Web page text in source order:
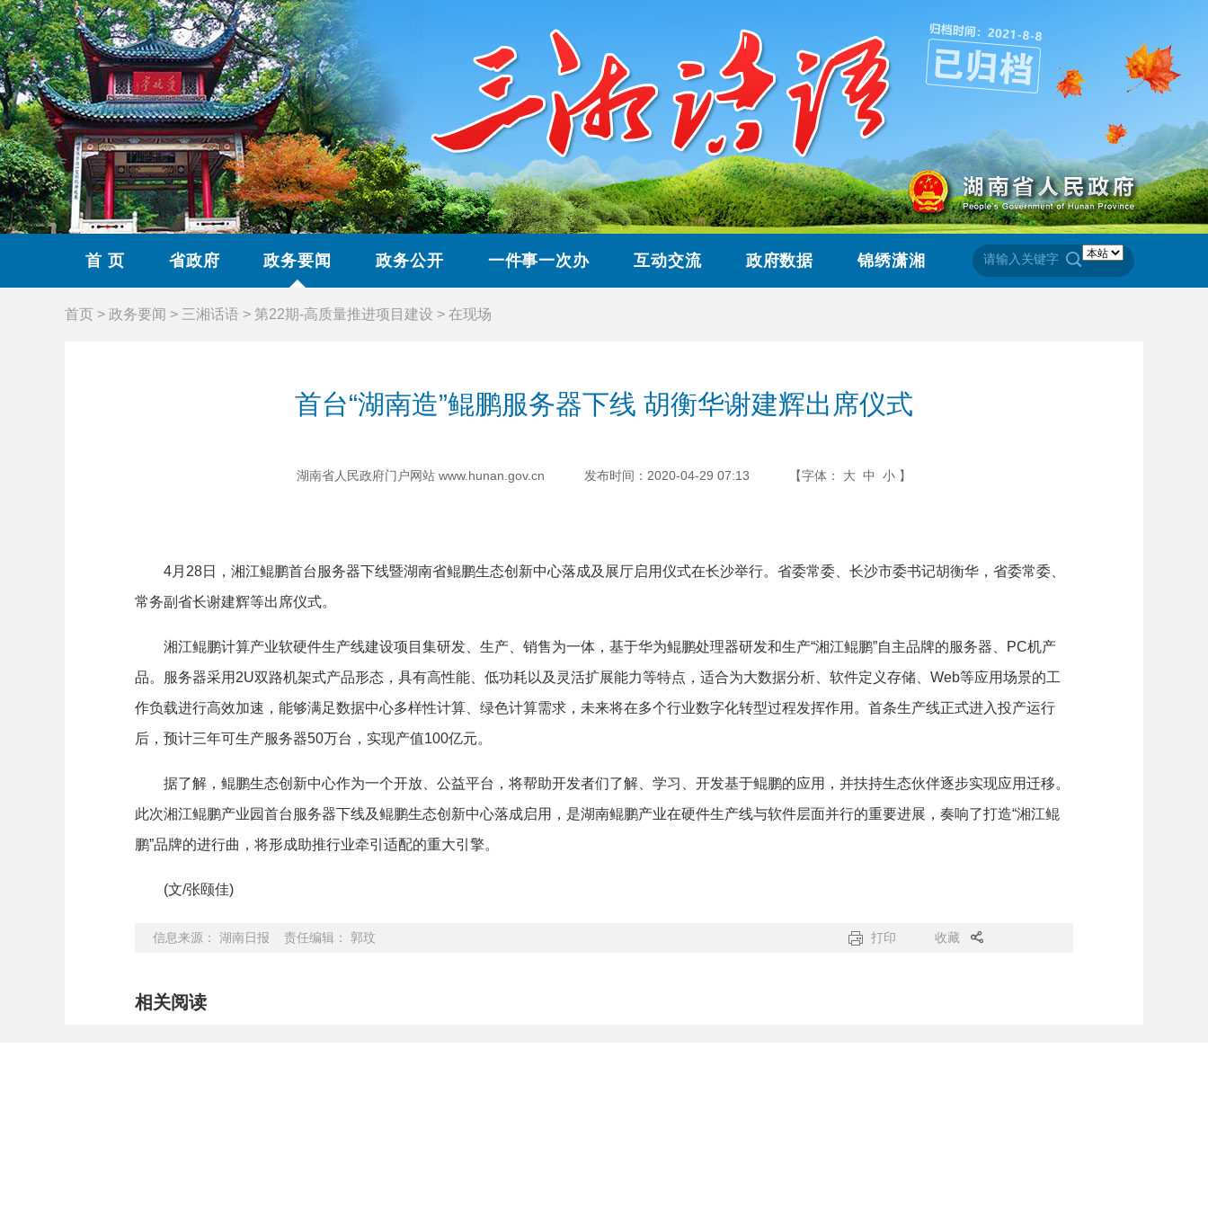
首 页 省政府 政务要闻 政务公开 一件事一次办 互动交流 政府数据 锦绣潇湘
首页 > 政务要闻 > 三湘话语 > 第22期-高质量推进项目建设 > 在现场
首台“湖南造”鲲鹏服务器下线 胡衡华谢建辉出席仪式
湖南省人民政府门户网站 www.hunan.gov.cn 发布时间：2020-04-29 07:13 【字体： 大 中 小 】
4月28日，湘江鲲鹏首台服务器下线暨湖南省鲲鹏生态创新中心落成及展厅启用仪式在长沙举行。省委常委、长沙市委书记胡衡华，省委常委、
常务副省长谢建辉等出席仪式。
湘江鲲鹏计算产业软硬件生产线建设项目集研发、生产、销售为一体，基于华为鲲鹏处理器研发和生产“湘江鲲鹏”自主品牌的服务器、PC机产
品。服务器采用2U双路机架式产品形态，具有高性能、低功耗以及灵活扩展能力等特点，适合为大数据分析、软件定义存储、Web等应用场景的工
作负载进行高效加速，能够满足数据中心多样性计算、绿色计算需求，未来将在多个行业数字化转型过程发挥作用。首条生产线正式进入投产运行
后，预计三年可生产服务器50万台，实现产值100亿元。
据了解，鲲鹏生态创新中心作为一个开放、公益平台，将帮助开发者们了解、学习、开发基于鲲鹏的应用，并扶持生态伙伴逐步实现应用迁移。
此次湘江鲲鹏产业园首台服务器下线及鲲鹏生态创新中心落成启用，是湖南鲲鹏产业在硬件生产线与软件层面并行的重要进展，奏响了打造“湘江鲲
鹏”品牌的进行曲，将形成助推行业牵引适配的重大引擎。
(文/张颐佳)
信息来源： 湖南日报 责任编辑： 郭玟 打印 收藏
相关阅读